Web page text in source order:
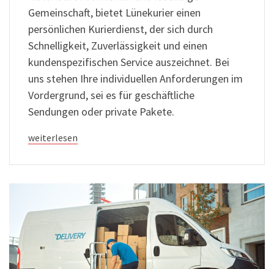
Gemeinschaft, bietet Lünekurier einen
persönlichen Kurierdienst, der sich durch
Schnelligkeit, Zuverlässigkeit und einen
kundenspezifischen Service auszeichnet. Bei
uns stehen Ihre individuellen Anforderungen im
Vordergrund, sei es für geschäftliche
Sendungen oder private Pakete.
weiterlesen